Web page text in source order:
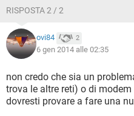
RISPOSTA 2 / 2
ovi84 2
6 gen 2014 alle 02:35
non credo che sia un
trova le altre reti) o di
dovresti provare a fare una